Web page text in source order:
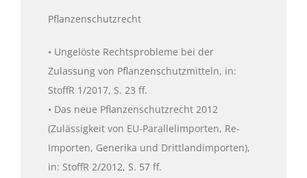
Pflanzenschutzrecht
• Ungelöste Rechtsprobleme bei der
Zulassung von Pflanzenschutzmitteln, in:
StoffR 1/2017, S. 23 ff.
• Das neue Pflanzenschutzrecht 2012
(Zulässigkeit von EU-Parallelimporten, Re-
Importen, Generika und Drittlandimporten),
in: StoffR 2/2012, S. 57 ff.